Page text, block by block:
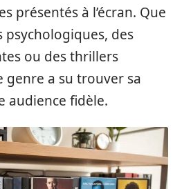
présentés à l’écran. Que
psychologiques, des
ou des thrillers
genre a su trouver sa
audience fidèle.